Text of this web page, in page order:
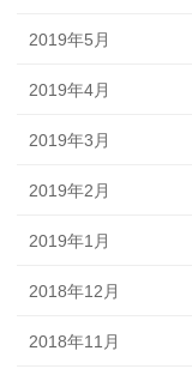
2019年5月
2019年4月
2019年3月
2019年2月
2019年1月
2018年12月
2018年11月